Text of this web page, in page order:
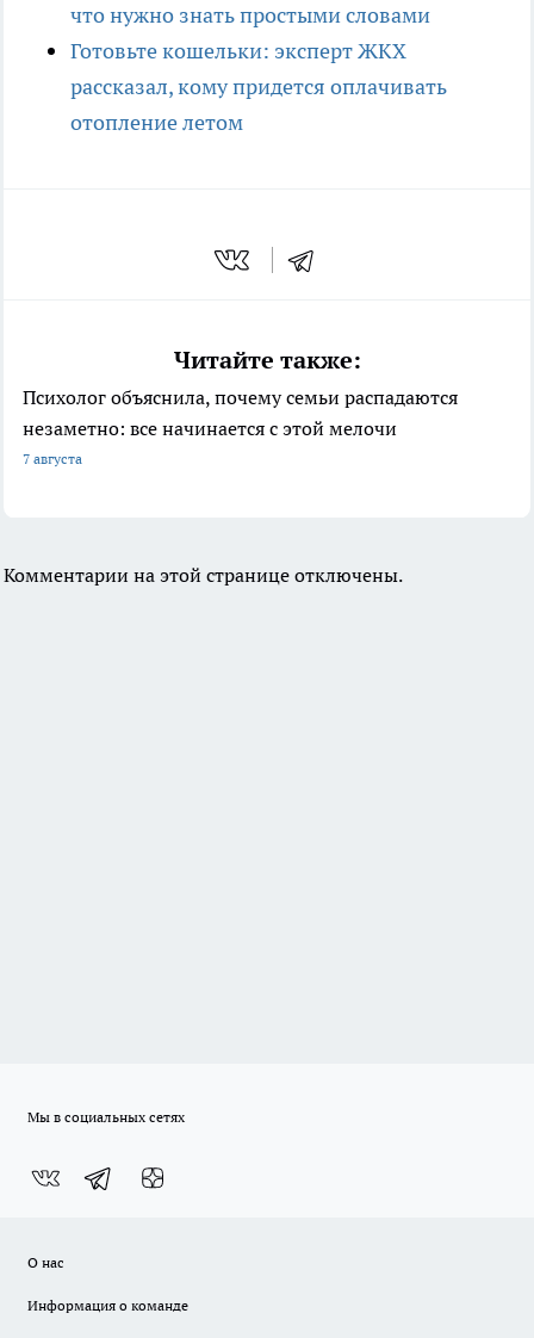
что нужно знать простыми словами
Готовьте кошельки: эксперт ЖКХ
рассказал, кому придется оплачивать
отопление летом
Читайте также:
Психолог объяснила, почему семьи распадаются
незаметно: все начинается с этой мелочи
7 августа
Комментарии на этой странице отключены.
Мы в социальных сетях
О нас
Информация о команде